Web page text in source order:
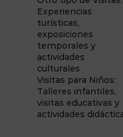
Experiencias
turísticas,
exposiciones
temporales y
actividades
culturales
Visitas para Niños:
Talleres infantiles,
visitas educativas y
actividades